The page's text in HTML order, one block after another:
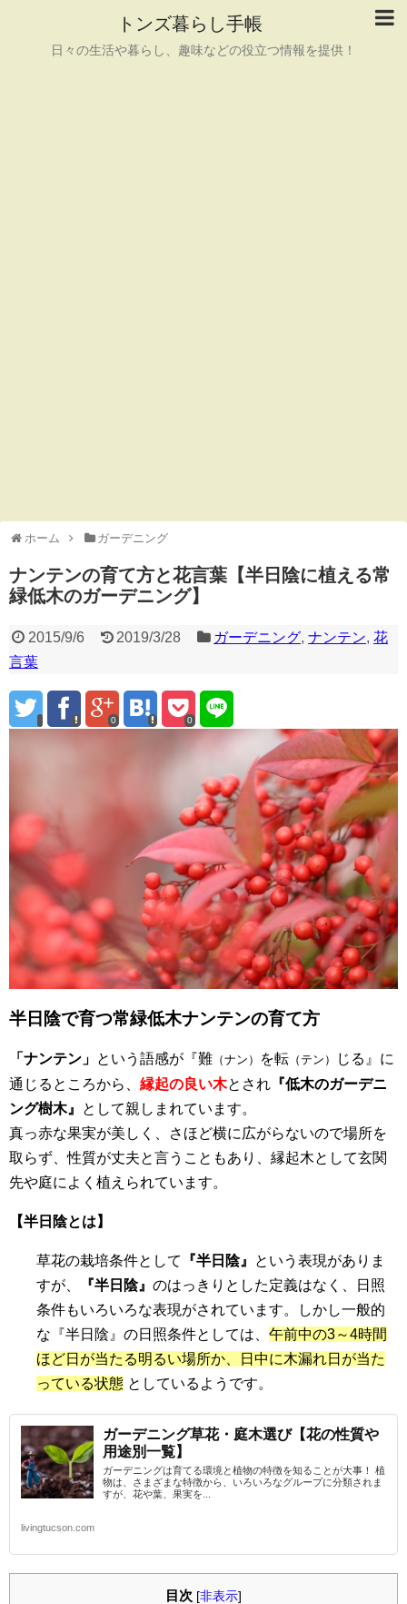
トンズ暮らし手帳
日々の生活や暮らし、趣味などの役立つ情報を提供！
ホーム ガーデニング
ナンテンの育て方と花言葉【半日陰に植える常
緑低木のガーデニング】
2015/9/6 2019/3/28 ガーデニング,ナンテン,花
言葉
0 0
半日陰で育つ常緑低木ナンテンの育て方
「ナンテン」 という語感が『難 （ナン） を転 （テン）
じる』に
通じるところから、 縁起の良い木とされ 『低木のガーデニ
ング樹木』
として親しまれています。
真っ赤な果実が美しく、さほど横に広がらないので場所を
取らず、性質が丈夫と言うこともあり、縁起木として玄関
先や庭によく植えられています。
【半日陰とは】
草花の栽培条件として 『半日陰』
という表現がありま
すが、
『半日陰』 のはっきりとした定義はなく、日照
条件もいろいろな表現がされています。しかし一般的
な『半日陰』の日照条件としては、 午前中の3～4時間
ほど日が当たる明るい場所か、日中に木漏れ日が当た
っている状態 としているようです。
ガーデニング草花・庭木選び【花の性質や
用途別一覧】
ガーデニングは育てる環境と植物の特徴を知ることが大事！ 植
物は、さまざまな特徴から、いろいろなグループに分類されま
すが、花や葉、果実を...
livingtucson.com
目次 [非表示]